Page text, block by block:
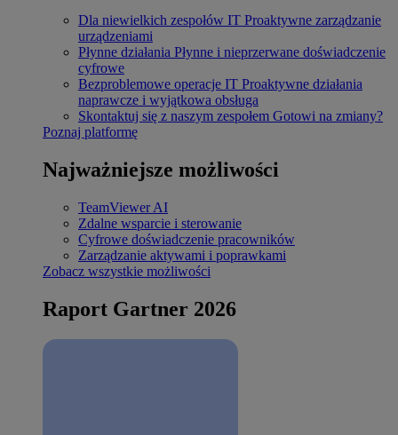
Dla niewielkich zespołów IT Proaktywne zarządzanie
urządzeniami
Płynne działania Płynne i nieprzerwane doświadczenie
cyfrowe
Bezproblemowe operacje IT Proaktywne działania
naprawcze i wyjątkowa obsługa
Skontaktuj się z naszym zespołem Gotowi na zmiany?
Poznaj platformę
Najważniejsze możliwości
TeamViewer AI
Zdalne wsparcie i sterowanie
Cyfrowe doświadczenie pracowników
Zarządzanie aktywami i poprawkami
Zobacz wszystkie możliwości
Raport Gartner 2026